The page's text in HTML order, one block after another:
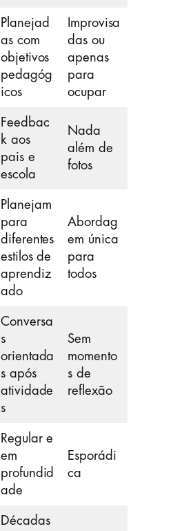
Planejad
as com
objetivos
pedagóg
icos
Improvisa
das ou
apenas
para
ocupar
Feedbac
k aos
pais e
escola
Nada
além de
fotos
Planejam
para
diferentes
estilos de
aprendiz
ado
Abordag
em única
para
todos
Conversa
s
orientada
s após
atividade
s
Sem
momento
s de
reflexão
Regular e
em
profundid
ade
Esporádi
ca
Décadas